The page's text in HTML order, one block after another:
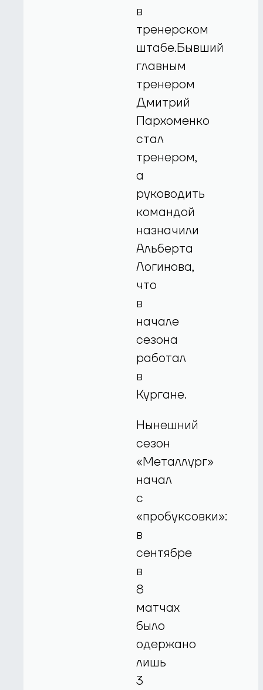
в
тренерском
штабе.Бывший
главным
тренером
Дмитрий
Пархоменко
стал
тренером,
а
руководить
командой
назначили
Альберта
Логинова,
что
в
начале
сезона
работал
в
Кургане.
Нынешний
сезон
«Металлург»
начал
с
«пробуксовки»:
в
сентябре
в
8
матчах
было
одержано
лишь
3